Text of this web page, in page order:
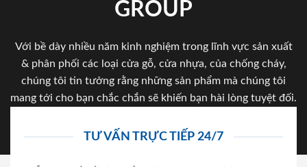
GROUP
Với bề dày nhiều năm kinh nghiệm trong lĩnh vực sản xuất
& phân phối các loại cửa gỗ, cửa nhựa, của chống cháy,
chúng tôi tin tưởng rằng những sản phẩm mà chúng tôi
mang tới cho bạn chắc chắn sẽ khiến bạn hài lòng tuyệt đối.
TƯ VẤN TRỰC TIẾP 24/7